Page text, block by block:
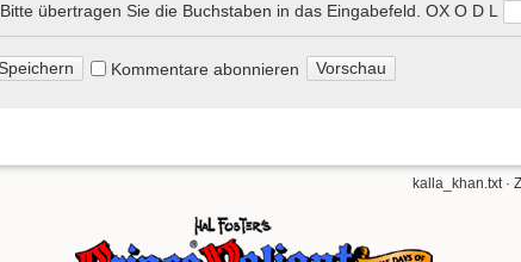
Bitte übertragen Sie die Buchstaben in das Eingabefeld. O​ X O D L
Kommentare abonnieren
kalla_khan.txt·